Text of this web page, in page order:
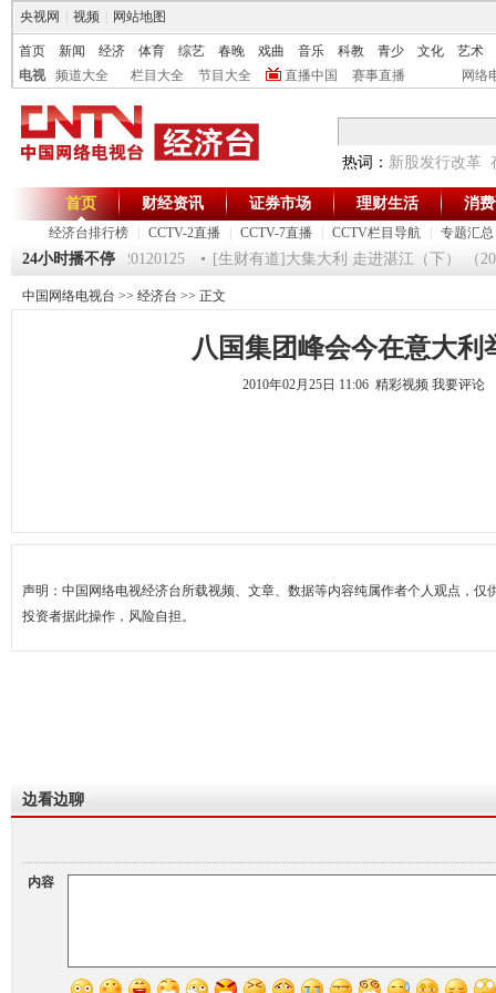
央视网 视频 网站地图
首页 新闻 经济 体育 综艺 春晚 戏曲 音乐 科教 青少 文化
艺术
电视
频道大全 栏目大全 节目大全 直播中国 赛事直播 网络
热词： 新股发行改革
首页
经济台排行榜 CCTV-2直播 CCTV-7直播 CCTV栏目导航 专题汇总
财经资讯 证券市场 理财生活 消
24小时播不停
《第一时间》 20120125 [生财有道]大集大利 走进湛江（下） （
中国网络电视台 >> 经济台 >> 正文
八国集团峰会今在意大利
2010年02月25日 11:06 精彩视频 我要评论
声明：中国网络电视经济台所载视频、文章、数据等内容纯属作者个人观点，仅
投资者据此操作，风险自担。
边看边聊
内容